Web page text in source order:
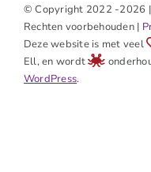
© Copyright 2022 -2026
Rechten voorbehouden |
Deze website is met veel
Ell, en wordt
WordPress.